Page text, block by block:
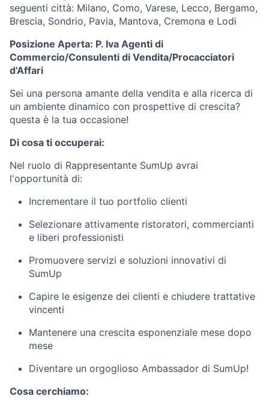
seguenti città: Milano, Como, Varese, Lecco, Bergamo,
Brescia, Sondrio, Pavia, Mantova, Cremona e Lodi
Posizione Aperta: P. Iva Agenti di
Commercio/Consulenti di Vendita/Procacciatori
d’Affari
Sei una persona amante della vendita e alla ricerca di
un ambiente dinamico con prospettive di crescita?
questa è la tua occasione!
Di cosa ti occuperai:
Nel ruolo di Rappresentante SumUp avrai
l'opportunità di:
Incrementare il tuo portfolio clienti
Selezionare attivamente ristoratori, commercianti
e liberi professionisti
Promuovere servizi e soluzioni innovativi di
SumUp
Capire le esigenze dei clienti e chiudere trattative
vincenti
Mantenere una crescita esponenziale mese dopo
mese
Diventare un orgoglioso Ambassador di SumUp!
Cosa cerchiamo: